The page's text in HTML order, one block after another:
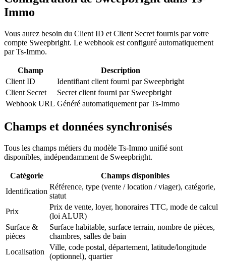
Immo
Vous aurez besoin du Client ID et Client Secret fournis par votre
compte Sweepbright. Le webhook est configuré automatiquement
par Ts-Immo.
Champ
Description
Client ID
Identifiant client fourni par Sweepbright
Client Secret
Secret client fourni par Sweepbright
Webhook URL Généré automatiquement par Ts-Immo
Champs et données synchronisés
Tous les champs métiers du modèle Ts-Immo unifié sont
disponibles, indépendamment de Sweepbright.
Catégorie
Champs disponibles
Identification
Référence, type (vente / location / viager), catégorie,
statut
Prix
Prix de vente, loyer, honoraires TTC, mode de calcul
(loi ALUR)
Surface &
pièces
Surface habitable, surface terrain, nombre de pièces,
chambres, salles de bain
Localisation
Ville, code postal, département, latitude/longitude
(optionnel), quartier